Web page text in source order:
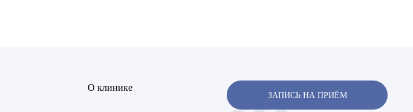
О клинике
ЗАПИСЬ НА ПРИЁМ